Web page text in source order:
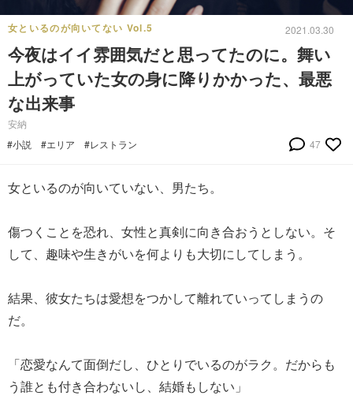
女といるのが向いてない Vol.5 2021.03.30
今夜はイイ雰囲気だと思ってたのに。舞い
上がっていた女の身に降りかかった、最悪
な出来事
安納
#小説
#エリア #レストラン 47
女といるのが向いていない、男たち。
傷つくことを恐れ、女性と真剣に向き合おうとしない。そ
して、趣味や生きがいを何よりも大切にしてしまう。
結果、彼女たちは愛想をつかして離れていってしまうの
だ。
「恋愛なんて面倒だし、ひとりでいるのがラク。だからも
う誰とも付き合わないし、結婚もしない」